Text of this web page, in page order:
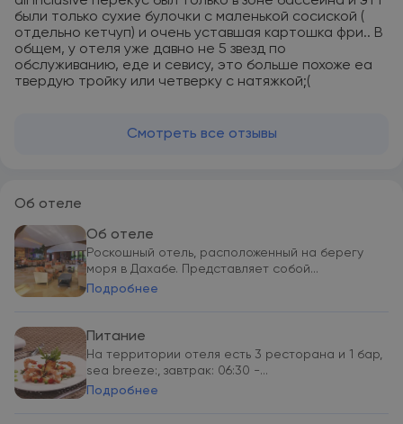
были только сухие булочки с маленькой сосиской (
отдельно кетчуп) и очень уставшая картошка фри.. В
общем, у отеля уже давно не 5 звезд по
обслуживанию, еде и севису, это больше похоже еа
твердую тройку или четверку с натяжкой;(
Смотреть все отзывы
Об отеле
Об отеле
Роскошный отель, расположенный на берегу
моря в Дахабе. Представляет собой...
Подробнее
Питание
На территории отеля есть 3 ресторана и 1 бар,
sea breeze:, завтрак: 06:30 -...
Подробнее